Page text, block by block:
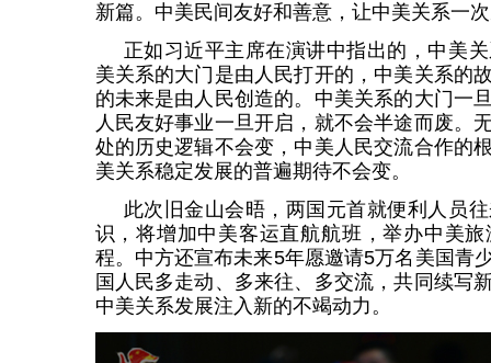
新篇。中美民间友好和善意，让中美关系一
正如习近平主席在演讲中指出的，中美
美关系的大门是由人民打开的，中美关系的
的未来是由人民创造的。中美关系的大门一
人民友好事业一旦开启，就不会半途而废。
处的历史逻辑不会变，中美人民交流合作的
美关系稳定发展的普遍期待不会变。
此次旧金山会晤，两国元首就便利人员
识，将增加中美客运直航航班，举办中美
程。中方还宣布未来5年愿邀请5万名美国青
国人民多走动、多来往、多交流，共同续写
中美关系发展注入新的不竭动力。